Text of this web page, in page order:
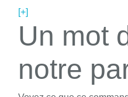
[+]
Un mot
notre